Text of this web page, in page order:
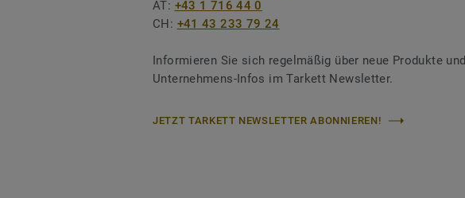
AT: +43 1 716 44 0
CH: +41 43 233 79 24
Informieren Sie sich regelmäßig über neue Produkte und
Unternehmens-Infos im Tarkett Newsletter.
JETZT TARKETT NEWSLETTER ABONNIEREN!